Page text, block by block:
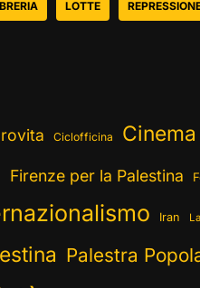
LOTTE
Ciclofficina Cinema
Firenze per la Palestina
Iran
Palestra